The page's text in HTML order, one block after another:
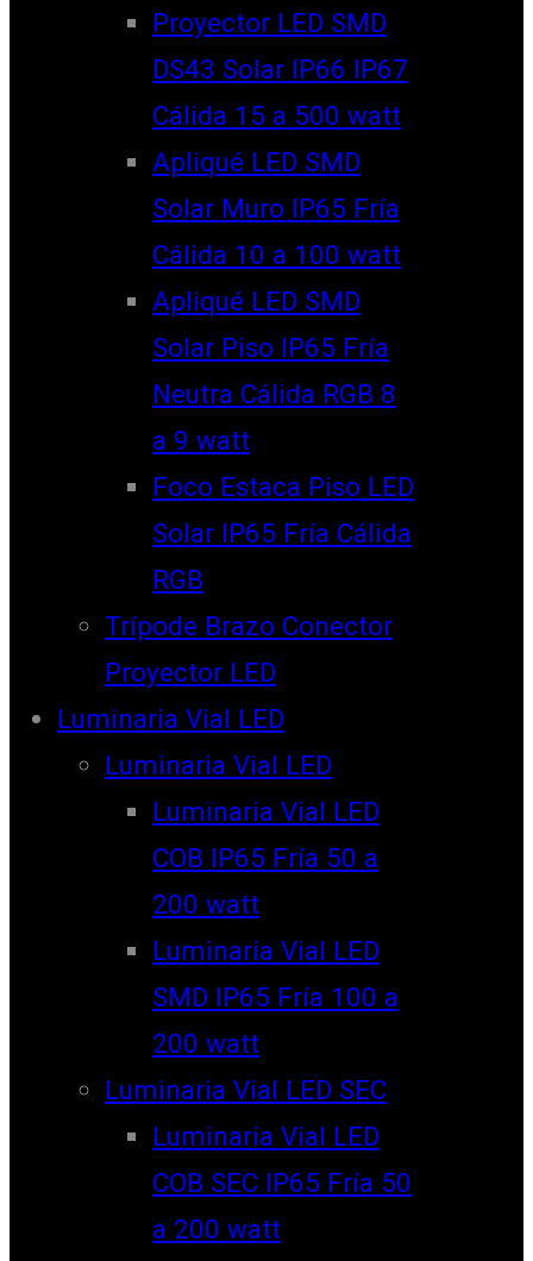
Proyector LED SMD
DS43 Solar IP66 IP67
Cálida 15 a 500 watt
Apliqué LED SMD
Solar Muro IP65 Fría
Cálida 10 a 100 watt
Apliqué LED SMD
Solar Piso IP65 Fría
Neutra Cálida RGB 8
a 9 watt
Foco Estaca Piso LED
Solar IP65 Fría Cálida
RGB
Trípode Brazo Conector
Proyector LED
Luminaria Vial LED
Luminaria Vial LED
Luminaria Vial LED
COB IP65 Fría 50 a
200 watt
Luminaria Vial LED
SMD IP65 Fría 100 a
200 watt
Luminaria Vial LED SEC
Luminaria Vial LED
COB SEC IP65 Fría 50
a 200 watt